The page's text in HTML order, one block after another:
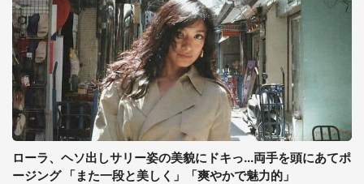
ローラ、ヘソ出しサリー姿の美貌にドキっ...両手を頭にあてポ
ージング 「また一段と美しく」「爽やかで魅力的」